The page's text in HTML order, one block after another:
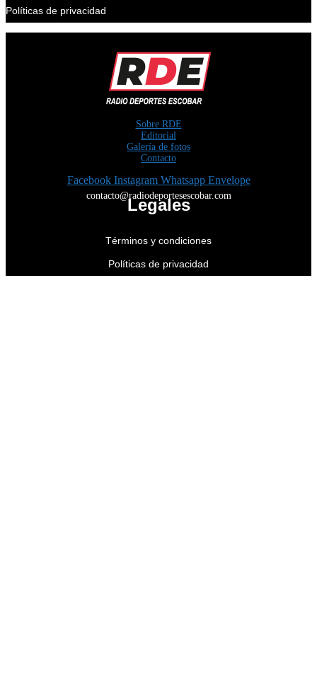
Políticas de privacidad
Sobre RDE
Editorial
Galería de fotos
Contacto
Facebook Instagram Whatsapp Envelope
contacto@radiodeportesescobar.com
Legales
Términos y condiciones
Políticas de privacidad